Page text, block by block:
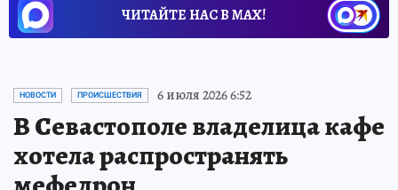
ЧИТАЙТЕ НАС В МАХ!
НОВОСТИ ПРОИСШЕСТВИЯ 6 июля 2026 6:52
В Севастополе владелица кафе
хотела распространять